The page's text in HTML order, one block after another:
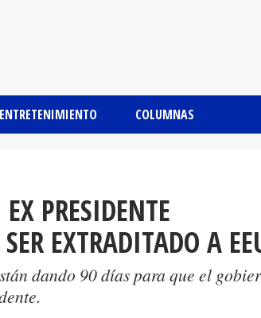
ENTRETENIMIENTO COLUMNAS
PRESIDENTE
EXTRADITADO A
dando 90 días para que el